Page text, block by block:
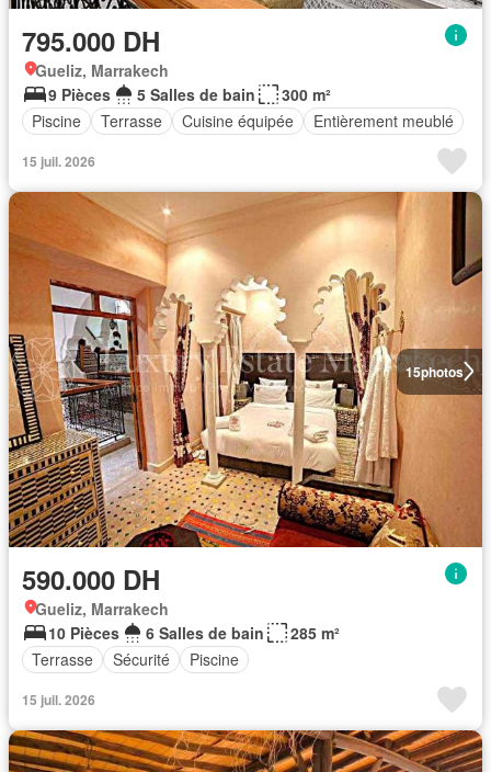
795.000 DH
Gueliz, Marrakech
9 Pièces
5 Salles de bain
300 m²
Piscine
Terrasse Cuisine équipée Entièrement meublé
15 juil. 2026
15photos
590.000 DH
Gueliz, Marrakech
10 Pièces
6 Salles de bain
285 m²
Terrasse
Sécurité Piscine
15 juil. 2026